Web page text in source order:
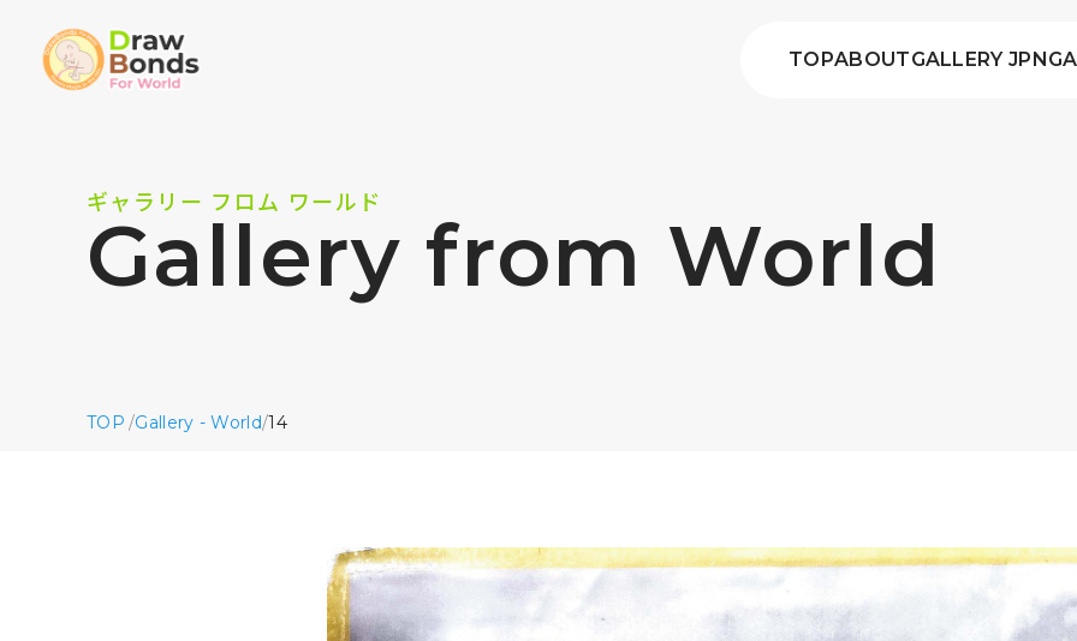
TOPABOUTGALLERY JPN
ギャラリー フロム ワールド
Gallery from World
TOP /Gallery - World/14